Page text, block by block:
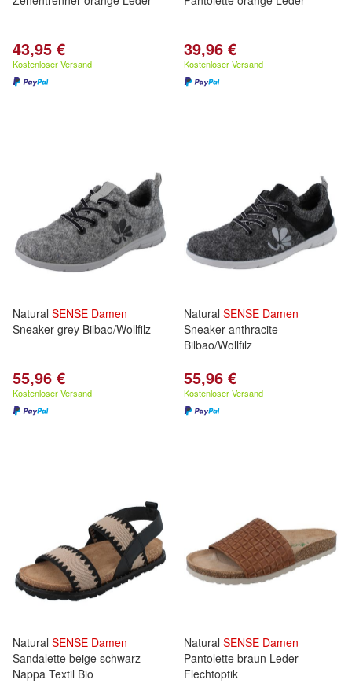
43,95 €
Kostenloser Versand
39,96 €
Kostenloser Versand
Natural SENSE Damen
Sneaker grey Bilbao/Wollfilz
55,96 €
Kostenloser Versand
Natural SENSE Damen
Sneaker anthracite
Bilbao/Wollfilz
55,96 €
Kostenloser Versand
Natural SENSE Damen
Sandalette beige schwarz
Nappa Textil Bio
Natural SENSE Damen
Pantolette braun Leder
Flechtoptik